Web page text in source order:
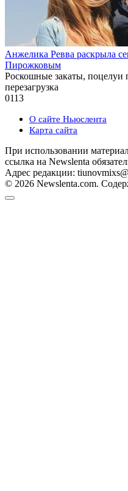
Анжелика Ревва раскрыла
Пирожковым
Роскошные закаты, поцелуи
перезагрузка
0113
О сайте Ньюслента
Карта сайта
При использовании
ссылка на Newslenta
Адрес редакции:
© 2026 Newslenta.com.